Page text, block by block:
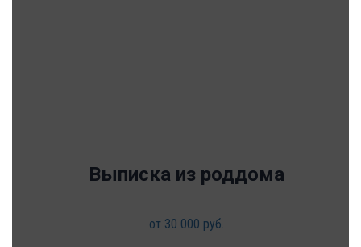
Выписка из роддома
от 30 000 руб.